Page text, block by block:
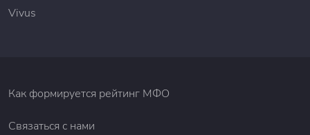
Vivus
Как формируется рейтинг МФО
Связаться с нами